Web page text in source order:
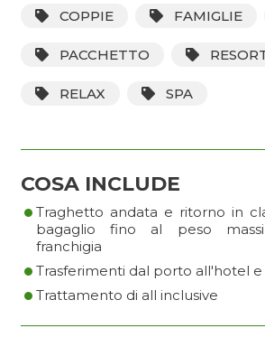
COPPIE FAMIGLIE
PACCHETTO
RELAX SPA
COSA INCLUDE
•Traghetto andata e ritorno in
bagaglio fino al peso
franchigia
• Trasferimenti dal porto all'hotel e
• Trattamento di all inclusive